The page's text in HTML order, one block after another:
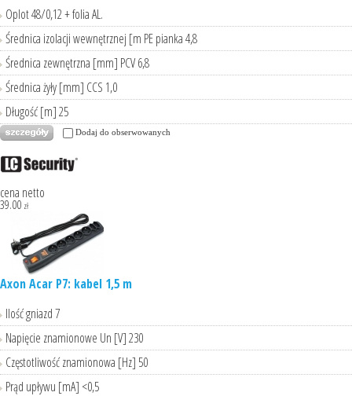
Oplot 48/0,12 + folia AL.
Średnica izolacji wewnętrznej [m PE pianka 4,8
Średnica zewnętrzna [mm] PCV 6,8
Średnica żyły [mm] CCS 1,0
Długość [m] 25
Dodaj do obserwowanych
cena netto
39.00 zł
Axon Acar P7: kabel 1,5 m
Ilość gniazd 7
Napięcie znamionowe Un [V] 230
Częstotliwość znamionowa [Hz] 50
Prąd upływu [mA] <0,5